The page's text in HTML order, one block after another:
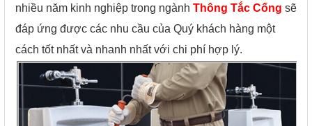
nhiều năm kinh nghiệp trong ngành Thông Tắc Cống sẽ
đáp ứng được các nhu cầu của Quý khách hàng một
cách tốt nhất và nhanh nhất với chi phí hợp lý.